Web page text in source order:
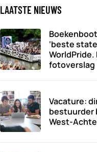
LAATSTE NIEUWS
‘beste
WorldPride.
fotoverslag
Vacature:
bestuurder
West-